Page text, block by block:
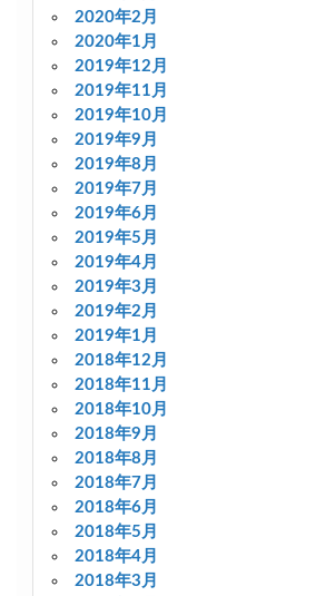
2020年2月
2020年1月
2019年12月
2019年11月
2019年10月
2019年9月
2019年8月
2019年7月
2019年6月
2019年5月
2019年4月
2019年3月
2019年2月
2019年1月
2018年12月
2018年11月
2018年10月
2018年9月
2018年8月
2018年7月
2018年6月
2018年5月
2018年4月
2018年3月